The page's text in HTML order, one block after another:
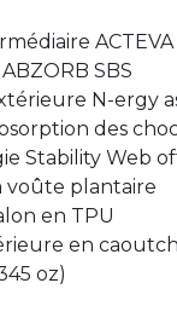
ACTEVA
SBS
N-ergy
des
Stability Web
voûte plantaire
en TPU
en
oz)